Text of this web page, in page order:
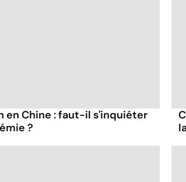
en Chine : faut-il s'inquiéter
?